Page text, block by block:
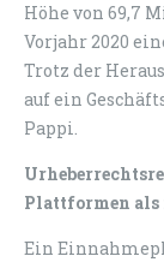
Höhe von 69,7
Vorjahr 2020
Trotz der
auf ein
Pappi.
Plattformen als
Ein